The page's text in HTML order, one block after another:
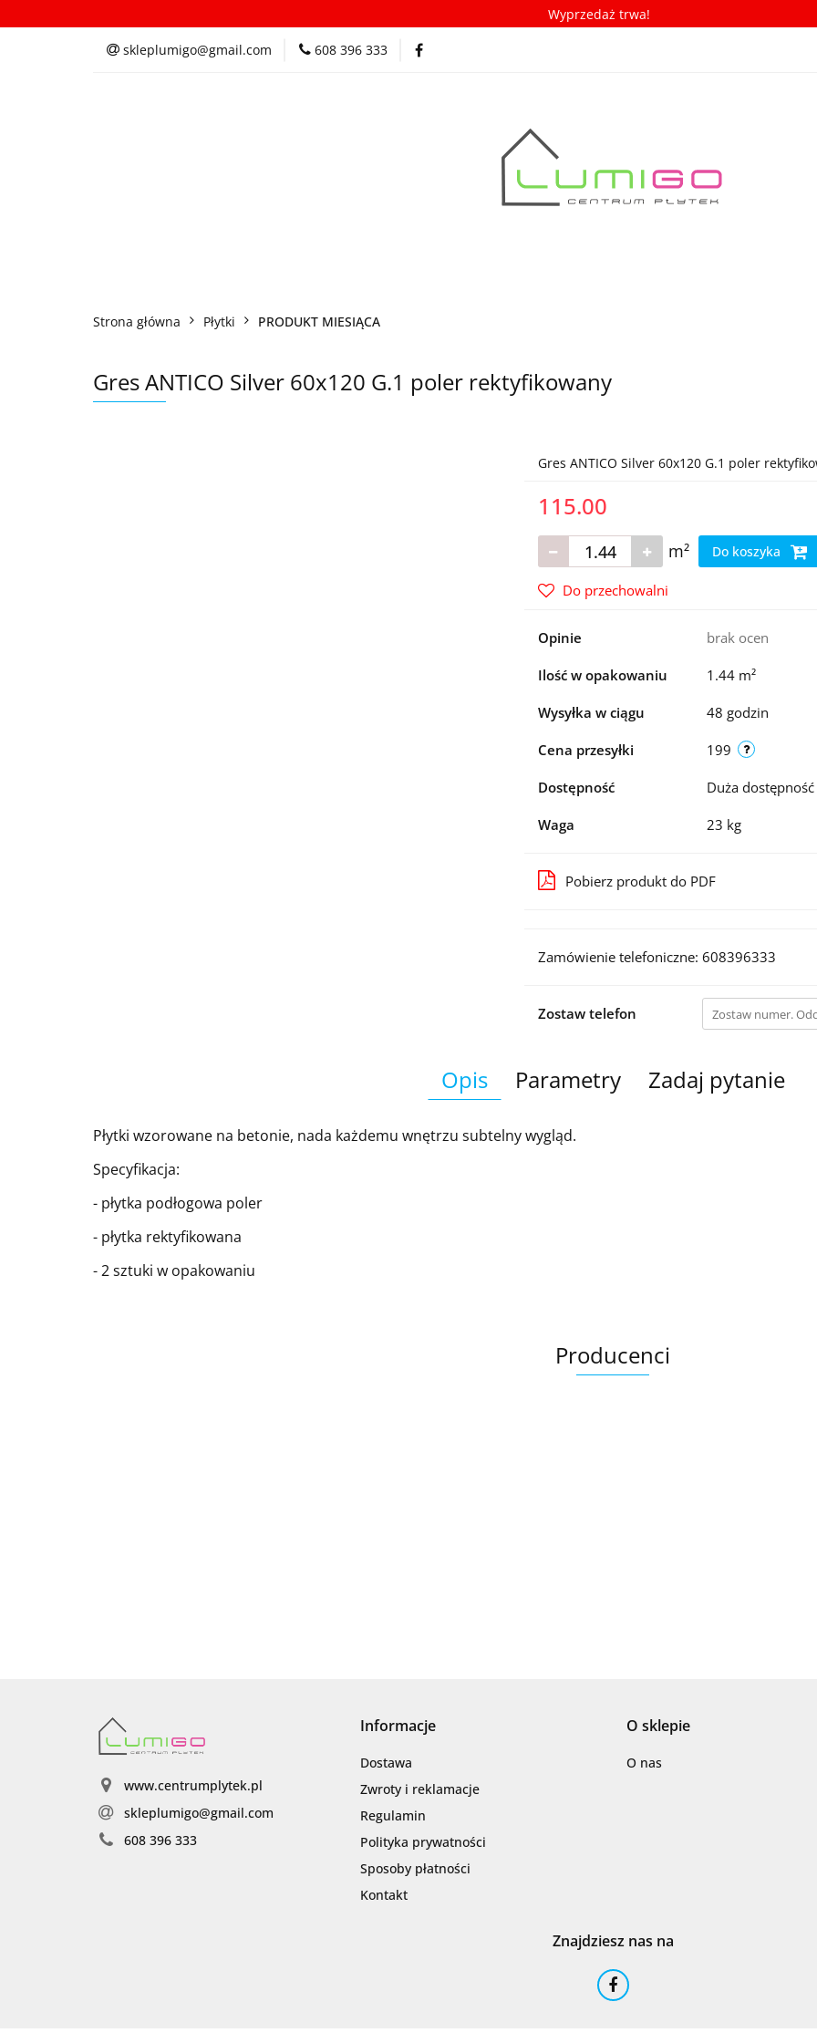
Wyprzedaż trwa!
skleplumigo@gmail.com 608 396 333
Kategorie Inspiracje Porady/ABC płytek Nowości
Strona główna Płytki PRODUKT MIESIĄCA
Gres ANTICO Silver 60x120 G.1 poler rektyfikowany
Gres ANTICO Silver 60x120 G.1 poler
115.00
m² Do koszyka
Do przechowalni
Opinie brak ocen
Ilość w opakowaniu 1.44 m²
Wysyłka w ciągu 48 godzin
Cena przesyłki 199
Dostępność Duża dostępność
Waga 23 kg
Pobierz produkt do PDF
Zamówienie telefoniczne: 608396333
Zostaw telefon
Opis Parametry Zadaj pytanie
Płytki wzorowane na betonie, nada każdemu wnętrzu subtelny wygląd.
Specyfikacja:
- płytka podłogowa poler
- płytka rektyfikowana
- 2 sztuki w opakowaniu
Producenci
Barwolf
www.centrumplytek.pl
skleplumigo@gmail.com
608 396 333
Informacje
Dostawa
Zwroty i reklamacje
Regulamin
Polityka prywatności
Sposoby płatności
Kontakt
O sklepie
O nas
Znajdziesz nas na